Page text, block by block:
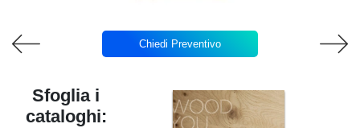
Chiedi Preventivo
Sfoglia i
cataloghi: